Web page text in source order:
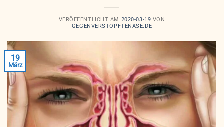
VERÖFFENTLICHT AM 2020-03-19 VON
GEGENVERSTOPFTENASE.DE
19
März